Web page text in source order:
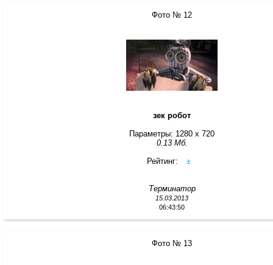
Фото № 12
зек робот
Параметры: 1280 x 720
0.13 Мб.
Рейтинг:
±
Терминатор
15.03.2013
06:43:50
Фото № 13